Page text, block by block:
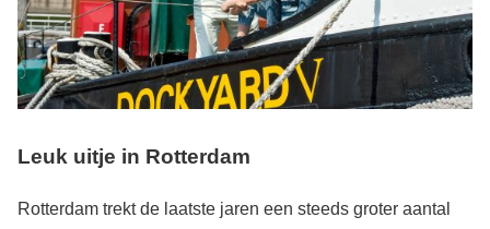
Leuk uitje in Rotterdam
Rotterdam trekt de laatste jaren een steeds groter aantal